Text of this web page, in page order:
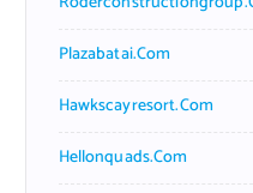
Plazabatai.com
Hawkscayresort.com
Hellonquads.com